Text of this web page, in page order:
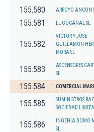
155.580 ARROYO ANCON
155.581 LUGOCANAL SL
155.582
VICTOR Y JOSE
GUILLAMON
MORA SL
155.583
ASCENSORES
SL
155.584 COMERCIAL
155.585
SUMINISTROS
SOCIEDAD
155.586
INGENIA DOMO
SL.